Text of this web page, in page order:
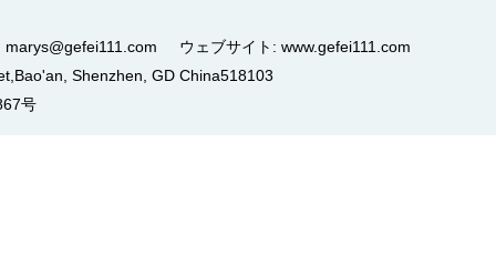
ウェブサイト: www.gefei111.com
Shenzhen, GD China518103
号